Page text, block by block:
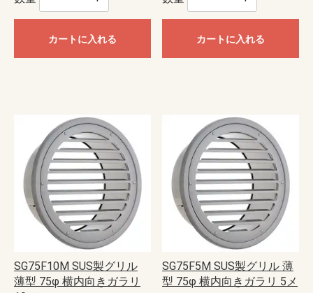
カートに入れる カートに入れる
SG75F10M SUS製グリル
薄型 75φ 横内向きガラリ
SG75F5M SUS製グリル 薄
型 75φ 横内向きガラリ 5メ